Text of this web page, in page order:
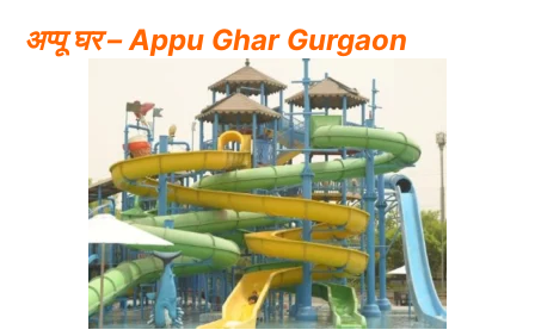
अप्पू घर – Appu Ghar Gurgaon